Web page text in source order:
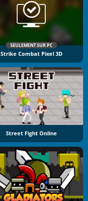
SEULEMENT SUR PC
Strike Combat Pixel 3D
Street Fight Online